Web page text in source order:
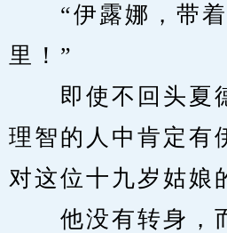
“伊露娜，带着
里！”
即使不回头夏
理智的人中肯定有
对这位十九岁姑娘
他没有转身，